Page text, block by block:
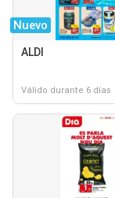
Nuevo
ALDI
Válido durante 6 días